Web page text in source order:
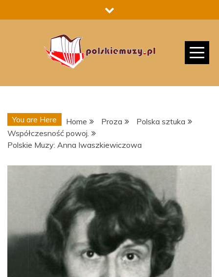
to
You are Here Home Proza
Polska sztuka
Współczesność powoj.
Polskie Muzy: Anna Iwaszkiewiczowa